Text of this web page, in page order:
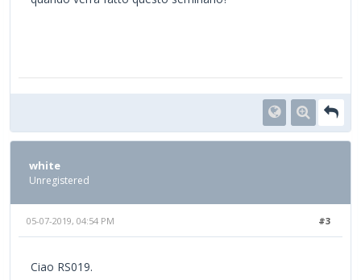
white
Unregistered
#3
05-07-2019, 04:54 PM
Ciao RS019.